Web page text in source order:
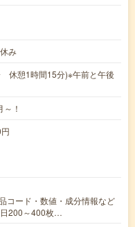
み
休憩1時間15分)※午前と午後
！
コード・数値・成分情報など
200～400枚…